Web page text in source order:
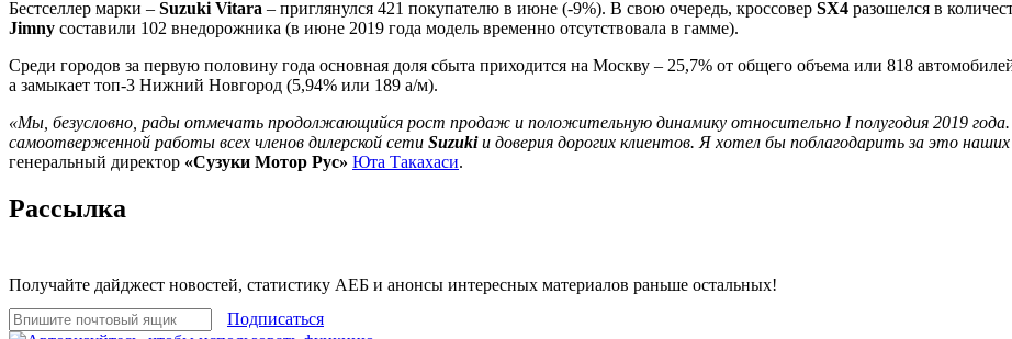
Бестселлер марки – Suzuki Vitara – приглянулся 421 покупателю в июне (-9%). В свою очередь, кроссовер SX4 разошелся в
Jimny составили 102 внедорожника (в июне 2019 года модель временно отсутствовала в гамме).
Среди городов за первую половину года основная доля сбыта приходится на Москву – 25,7% от общего объема или 818
а замыкает топ-3 Нижний Новгород (5,94% или 189 а/м).
«Мы, безусловно, рады отмечать продолжающийся рост продаж и положительную динамику относительно I полугодия 2019
самоотверженной работы всех членов дилерской сети Suzukiи доверия дорогих клиентов. Я хотел бы поблагодарить за это
генеральный директор «Сузуки Мотор Рус» Юта Такахаси.
Рассылка
Получайте дайджест новостей, статистику АЕБ и анонсы интересных материалов раньше остальных!
Подписаться